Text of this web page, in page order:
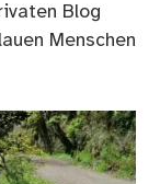
Blog
Menschen